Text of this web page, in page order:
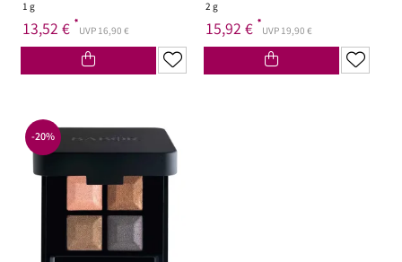
1 g
13,52 € *UVP 16,90 €
2 g
15,92 € *UVP 19,90 €
-20%